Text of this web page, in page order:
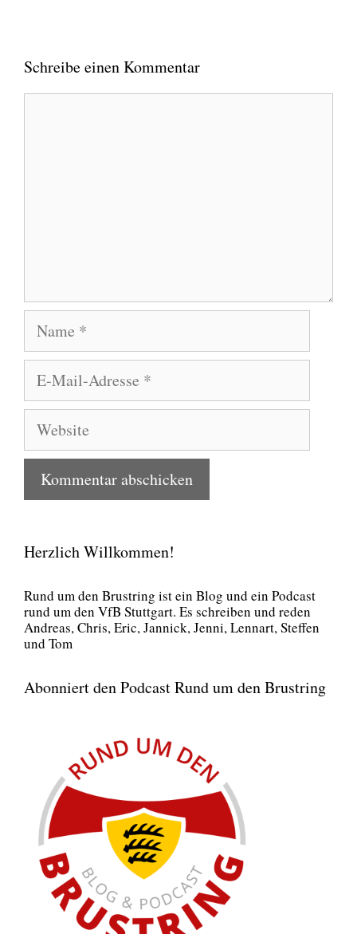
Schreibe einen Kommentar
Kommentar
Name
E-
Mail-
Adresse
Website
Herzlich Willkommen!
Rund um den Brust­ring ist ein Blog und ein Pod­cast
rund um den VfB Stutt­gart. Es schrei­ben und reden
Andre­as, Chris, Eric, Jan­nick, Jen­ni, Lenn­art, Stef­fen
und Tom
Abonniert den Podcast Rund um den Brustring